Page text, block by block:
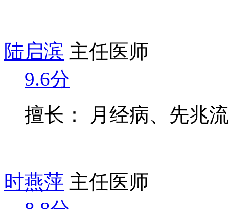
陆启滨 主任医师
9.6分
擅长： 月经病、先兆
时燕萍 主任医师